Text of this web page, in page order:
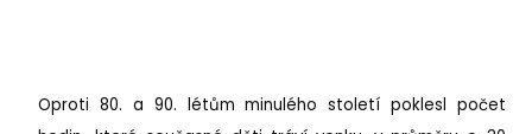
Oproti 80. a 90. létům minulého století poklesl počet